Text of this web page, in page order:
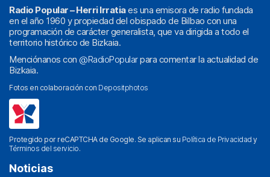
Radio Popular – Herri Irratiaes una emisora de radio fundada
en el año 1960 y propiedad del obispado de Bilbao con una
programación de carácter generalista, que va dirigida a todo el
territorio histórico de Bizkaia.
Menciónanos con @RadioPopularpara comentar la actualidad de
Bizkaia.
Fotos en colaboración con Depositphotos
Protegido por reCAPTCHA de Google. Se aplican su Política de Privacidad y
Términos del servicio.
Noticias